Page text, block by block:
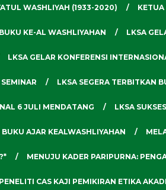
WASHLIYAH (1933-2020)
KE-AL WASHLIYAHAN LKSA
LKSA GELAR KONFERENSI
LKSA SEGERA TERBITKAN
6 JULI MENDATANG LKSA
AJAR KEALWASHLIYAHAN
MENUJU KADER PARIPURNA:
PENELITI CAS KAJI PEMIKIRAN ETIKA